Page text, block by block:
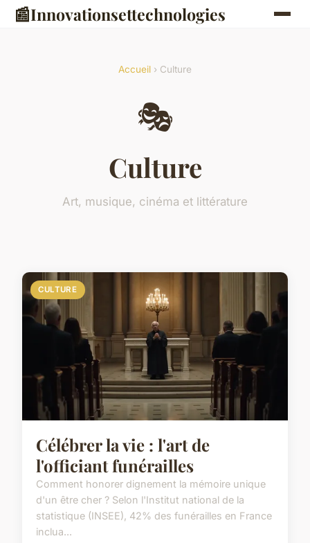
📰Innovationsettechnologies
Accueil › Culture
🎭
Culture
Art, musique, cinéma et littérature
CULTURE
Célébrer la vie : l'art de
l'officiant funérailles
Comment honorer dignement la mémoire unique
d'un être cher ? Selon l'Institut national de la
statistique (INSEE), 42% des funérailles en France
inclua...